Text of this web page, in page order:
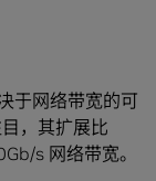
于网络带宽的可
，其扩展比
s 网络带宽。